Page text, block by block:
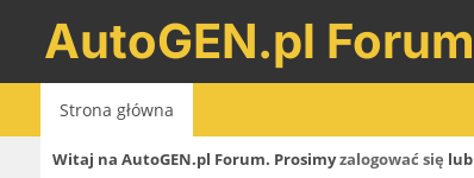
AutoGEN.pl Forum
Strona główna
Witaj na AutoGEN.pl Forum. Prosimyzalogować się lub